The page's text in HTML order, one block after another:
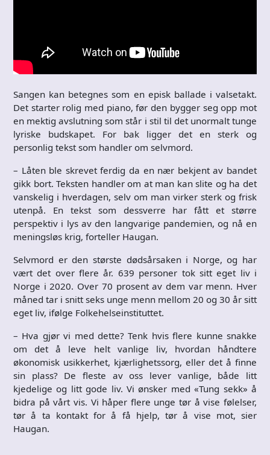
Sangen kan betegnes som en episk ballade i valsetakt.
Det starter rolig med piano, før den bygger seg opp mot
en mektig avslutning som står i stil til det unormalt tunge
lyriske budskapet. For bak ligger det en sterk og
personlig tekst som handler om selvmord.
– Låten ble skrevet ferdig da en nær bekjent av bandet
gikk bort. Teksten handler om at man kan slite og ha det
vanskelig i hverdagen, selv om man virker sterk og frisk
utenpå. En tekst som dessverre har fått et større
perspektiv i lys av den langvarige pandemien, og nå en
meningsløs krig, forteller Haugan.
Selvmord er den største dødsårsaken i Norge, og har
vært det over flere år. 639 personer tok sitt eget liv i
Norge i 2020. Over 70 prosent av dem var menn. Hver
måned tar i snitt seks unge menn mellom 20 og 30 år sitt
eget liv, ifølge Folkehelseinstituttet.
– Hva gjør vi med dette? Tenk hvis flere kunne snakke
om det å leve helt vanlige liv, hvordan håndtere
økonomisk usikkerhet, kjærlighetssorg, eller det å finne
sin plass? De fleste av oss lever vanlige, både litt
kjedelige og litt gode liv. Vi ønsker med «Tung sekk» å
bidra på vårt vis. Vi håper flere unge tør å vise følelser,
tør å ta kontakt for å få hjelp, tør å vise mot, sier
Haugan.